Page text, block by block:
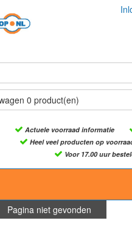
0 product(en)
Actuele voorraad informatie
Heel veel producten op
Voor 17.00 uur
Pagina niet gevonden